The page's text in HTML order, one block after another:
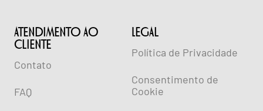
ATENDIMENTO AO
CLIENTE
Contato
FAQ
lEGAL
Política de Privacidade
Consentimento de
Cookie